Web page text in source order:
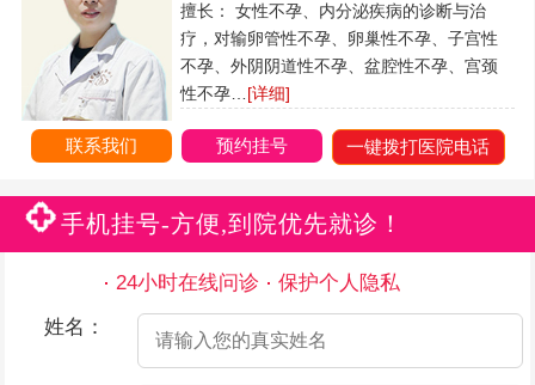
擅长： 女性不孕、内分泌疾病的诊断与治
疗，对输卵管性不孕、卵巢性不孕、子宫性
不孕、外阴阴道性不孕、盆腔性不孕、宫颈
性不孕… [详细]
联系我们 预约挂号 一键拨打医院电话
手机挂号-方便,到院优先就诊！
24小时在线问诊
保护个人隐私
姓名：